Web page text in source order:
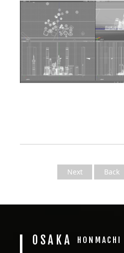
Next Back
OSAKA HONMACHI